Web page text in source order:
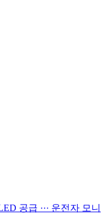
공급 ··· 운전자 모니